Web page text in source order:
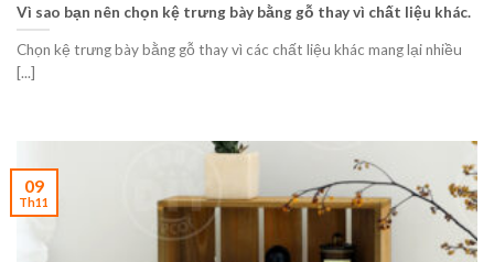
Vì sao bạn nên chọn kệ trưng bày bằng gỗ thay vì chất liệu khác.
Chọn kệ trưng bày bằng gỗ thay vì các chất liệu khác mang lại nhiều
[...]
09
Th11